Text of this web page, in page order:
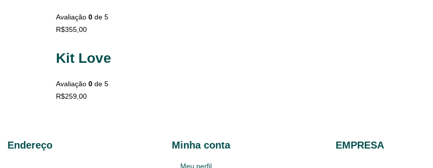
Avaliação 0 de 5
R$355,00
Kit Love
Avaliação 0 de 5
R$259,00
Endereço Minha conta
Meu perfil
EMPRESA